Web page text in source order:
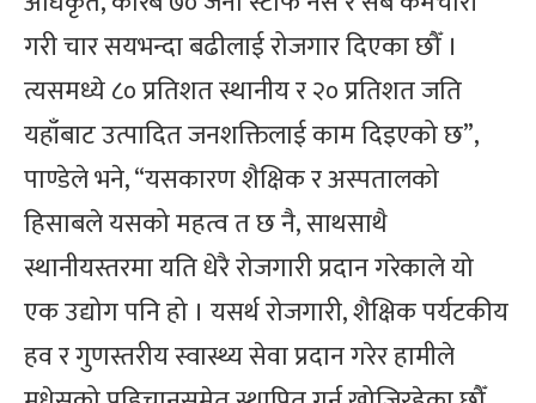
गरी चार सयभन्दा बढीलाई रोजगार दिएका छौँ ।
त्यसमध्ये ८० प्रतिशत स्थानीय र २० प्रतिशत जति
यहाँबाट उत्पादित जनशक्तिलाई काम दिइएको छ”,
पाण्डेले भने, “यसकारण शैक्षिक र अस्पतालको
हिसाबले यसको महत्व त छ नै, साथसाथै
स्थानीयस्तरमा यति धेरै रोजगारी प्रदान गरेकाले यो
एक उद्योग पनि हो । यसर्थ रोजगारी, शैक्षिक पर्यटकीय
हव र गुणस्तरीय स्वास्थ्य सेवा प्रदान गरेर हामीले